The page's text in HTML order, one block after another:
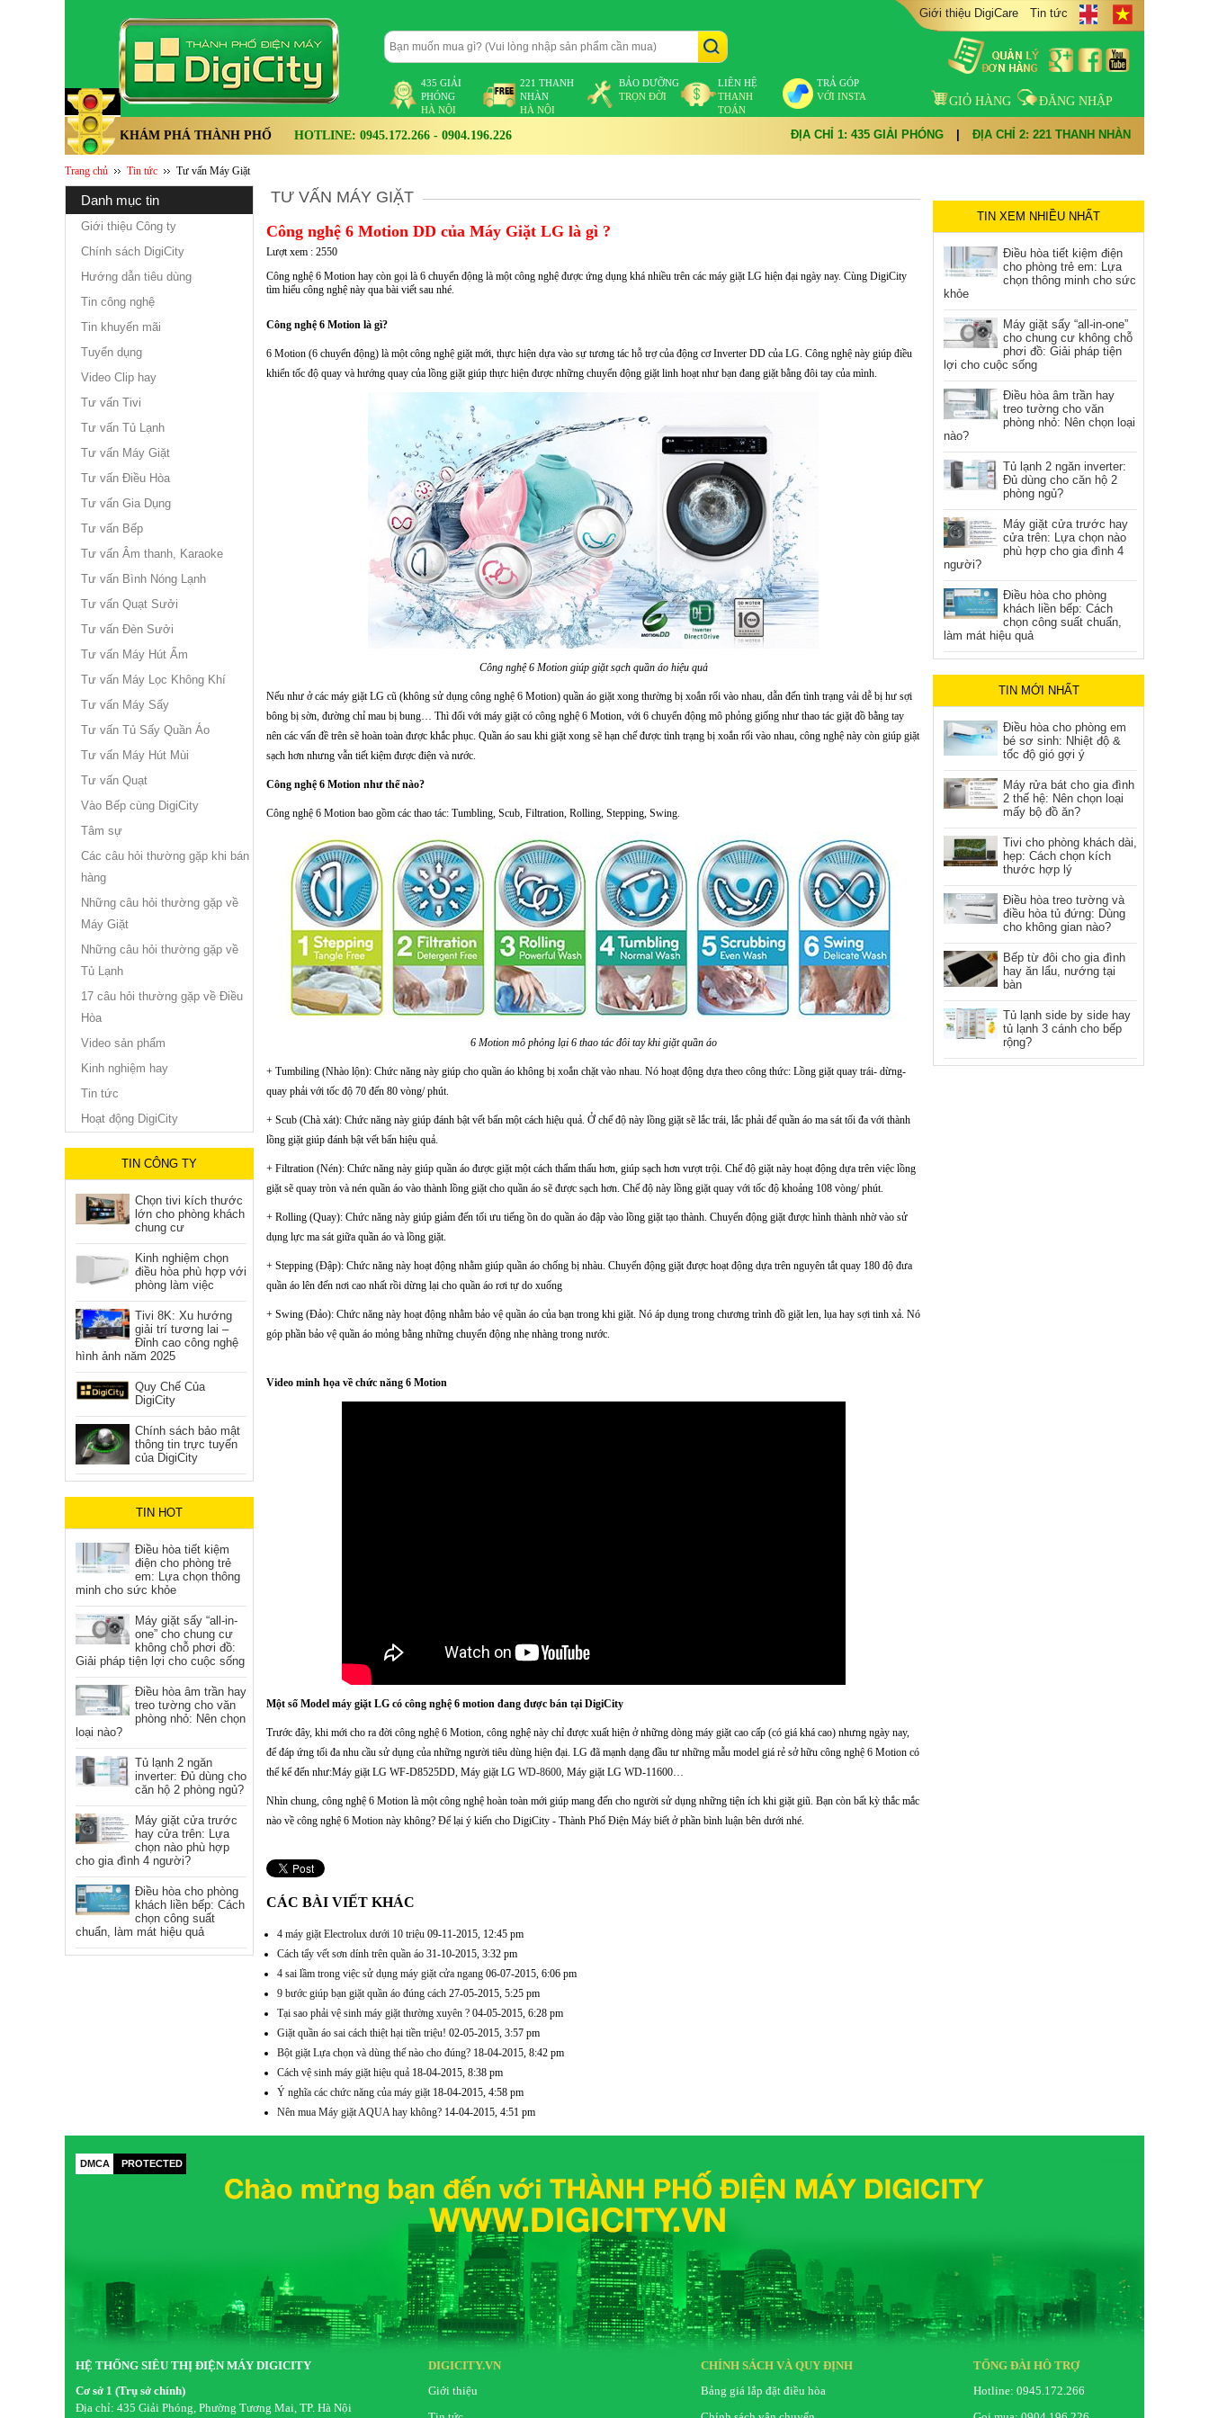
435 GIẢI
PHÓNG
HÀ NỘI
221 THANH
NHÀN
HÀ NỘI
BẢO DƯỠNG
TRỌN ĐỜI
LIÊN HỆ
THANH
TOÁN
TRẢ GÓP
VỚI INSTA
Giới thiệu DigiCare Tin tức
GIỎ HÀNG ĐĂNG NHẬP
KHÁM PHÁ THÀNH PHỐ HOTLINE: 0945.172.266 - 0904.196.226 ĐỊA CHỈ 1: 435 GIẢI PHÓNG ĐỊA CHỈ 2: 221 THANH NHÀN
Trang chủ Tin tức Tư vấn Máy Giặt
danh mục tin
Giới thiệu Công ty
Chính sách DigiCity
Hướng dẫn tiêu dùng
Tin công nghệ
Tin khuyến mãi
Tuyển dụng
Video Clip hay
Tư vấn Tivi
Tư vấn Tủ Lạnh
Tư vấn Máy Giặt
Tư vấn Điều Hòa
Tư vấn Gia Dụng
Tư vấn Bếp
Tư vấn Âm thanh, Karaoke
Tư vấn Bình Nóng Lạnh
Tư vấn Quạt Sưởi
Tư vấn Đèn Sưởi
Tư vấn Máy Hút Ẩm
Tư vấn Máy Lọc Không Khí
Tư vấn Máy Sấy
Tư vấn Tủ Sấy Quần Áo
Tư vấn Máy Hút Mùi
Tư vấn Quạt
Vào Bếp cùng DigiCity
Tâm sự
Các câu hỏi thường gặp khi bán
hàng
Những câu hỏi thường gặp về
Máy Giặt
Những câu hỏi thường gặp về
Tủ Lạnh
17 câu hỏi thường gặp về Điều
Hòa
Video sản phẩm
Kinh nghiệm hay
Tin tức
Hoạt động DigiCity
TIN CÔNG TY
Chọn tivi kích thước
lớn cho phòng khách
chung cư
Kinh nghiệm chọn
điều hòa phù hợp với
phòng làm việc
Tivi 8K: Xu hướng
giải trí tương lai –
Đỉnh cao công nghệ
hình ảnh năm 2025
Quy Chế Của
DigiCity
Chính sách bảo mật
thông tin trực tuyến
của DigiCity
TIN HOT
Điều hòa tiết kiệm
điện cho phòng trẻ
em: Lựa chọn thông
minh cho sức khỏe
Máy giặt sấy “all-in-
one” cho chung cư
không chỗ phơi đồ:
Giải pháp tiện lợi cho cuộc sống
Điều hòa âm trần hay
treo tường cho văn
phòng nhỏ: Nên chọn
loại nào?
Tủ lạnh 2 ngăn
inverter: Đủ dùng cho
căn hộ 2 phòng ngủ?
Máy giặt cửa trước
hay cửa trên: Lựa
chọn nào phù hợp
cho gia đình 4 người?
Điều hòa cho phòng
khách liền bếp: Cách
chọn công suất
chuẩn, làm mát hiệu quả
TƯ VẤN MÁY GIẶT
Công nghệ 6 Motion DD của Máy Giặt LG là gì ?
Lượt xem : 2550
Công nghệ 6 Motion hay còn gọi là 6 chuyển động là một công nghệ được ứng dụng khá nhiều trên các máy giặt LG hiện đại ngày nay. Cùng DigiCity
tìm hiểu công nghệ này qua bài viết sau nhé.
Công nghệ 6 Motion là gì?
6 Motion (6 chuyển động) là một công nghệ giặt mới, thực hiện dựa vào sự tương tác hỗ trợ của động cơ Inverter DD của LG. Công nghệ này giúp điều
khiển tốc độ quay và hướng quay của lồng giặt giúp thực hiện được những chuyển động giặt linh hoạt như bạn đang giặt bằng đôi tay của mình.
Công nghệ 6 Motion giúp giặt sạch quần áo hiệu quả
Nếu như ở các máy giặt LG cũ (không sử dụng công nghệ 6 Motion) quần áo giặt xong thường bị xoắn rối vào nhau, dẫn đến tình trạng vải dễ bị hư sợi
bông bị sờn, đường chỉ mau bị bung… Thì đối với máy giặt có công nghệ 6 Motion, với 6 chuyển động mô phỏng giống như thao tác giặt đồ bằng tay
nên các vấn đề trên sẽ hoàn toàn được khắc phục. Quần áo sau khi giặt xong sẽ hạn chế được tình trạng bị xoắn rối vào nhau, công nghệ này còn giúp giặt
sạch hơn nhưng vẫn tiết kiệm được điện và nước.
Công nghệ 6 Motion như thế nào?
Công nghệ 6 Motion bao gồm các thao tác: Tumbling, Scub, Filtration, Rolling, Stepping, Swing.
6 Motion mô phỏng lại 6 thao tác đôi tay khi giặt quần áo
+ Tumbiling (Nhào lộn): Chức năng này giúp cho quần áo không bị xoắn chặt vào nhau. Nó hoạt động dựa theo công thức: Lồng giặt quay trái- dừng-
quay phải với tốc độ 70 đến 80 vòng/ phút.
+ Scub (Chà xát): Chức năng này giúp đánh bật vết bẩn một cách hiệu quả. Ở chế độ này lồng giặt sẽ lắc trái, lắc phải để quần áo ma sát tối đa với thành
lồng giặt giúp đánh bật vết bẩn hiệu quả.
+ Filtration (Nén): Chức năng này giúp quần áo được giặt một cách thẩm thấu hơn, giúp sạch hơn vượt trội. Chế độ giặt này hoạt động dựa trên việc lồng
giặt sẽ quay tròn và nén quần áo vào thành lồng giặt cho quần áo sẽ được sạch hơn. Chế độ này lồng giặt quay với tốc độ khoảng 108 vòng/ phút.
+ Rolling (Quay): Chức năng này giúp giảm đến tối ưu tiếng ồn do quần áo đập vào lồng giặt tạo thành. Chuyển động giặt được hình thành nhờ vào sử
dụng lực ma sát giữa quần áo và lồng giặt.
+ Stepping (Đập): Chức năng này hoạt động nhằm giúp quần áo chống bị nhàu. Chuyển động giặt được hoạt động dựa trên nguyên tắt quay 180 độ đưa
quần áo lên đến nơi cao nhất rồi dừng lại cho quần áo rơi tự do xuống
+ Swing (Đảo): Chức năng này hoạt động nhằm bảo vệ quần áo của bạn trong khi giặt. Nó áp dụng trong chương trình đồ giặt len, lụa hay sợi tinh xả. Nó
góp phần bảo vệ quần áo mỏng bằng những chuyển động nhẹ nhàng trong nước.
Video minh họa về chức năng 6 Motion
Một số Model máy giặt LG có công nghệ 6 motion đang được bán tại DigiCity
Trước đây, khi mới cho ra đời công nghệ 6 Motion, công nghệ này chỉ được xuất hiện ở những dòng máy giặt cao cấp (có giá khá cao) nhưng ngày nay,
để đáp ứng tối đa nhu cầu sử dụng của những người tiêu dùng hiện đại. LG đã mạnh dạng đầu tư những mẫu model giá rẻ sở hữu công nghệ 6 Motion có
thể kể đến như:Máy giặt LG WF-D8525DD, Máy giặt LG WD-8600, Máy giặt LG WD-11600…
Nhìn chung, công nghệ 6 Motion là một công nghệ hoàn toàn mới giúp mang đến cho người sử dụng những tiện ích khi giặt giũ. Bạn còn bất kỳ thắc mắc
nào về công nghệ 6 Motion này không? Để lại ý kiến cho DigiCity - Thành Phố Điện Máy biết ở phần bình luận bên dưới nhé.
CÁC BÀI VIẾT KHÁC
4 máy giặt Electrolux dưới 10 triệu 09-11-2015, 12:45 pm
Cách tẩy vết sơn dính trên quần áo 31-10-2015, 3:32 pm
4 sai lầm trong việc sử dụng máy giặt cửa ngang 06-07-2015, 6:06 pm
9 bước giúp bạn giặt quần áo đúng cách 27-05-2015, 5:25 pm
Tại sao phải vệ sinh máy giặt thường xuyên ? 04-05-2015, 6:28 pm
Giặt quần áo sai cách thiệt hại tiền triệu! 02-05-2015, 3:57 pm
Bột giặt Lựa chọn và dùng thế nào cho đúng? 18-04-2015, 8:42 pm
Cách vệ sinh máy giặt hiệu quả 18-04-2015, 8:38 pm
Ý nghĩa các chức năng của máy giặt 18-04-2015, 4:58 pm
Nên mua Máy giặt AQUA hay không? 14-04-2015, 4:51 pm
TIN XEM NHIỀU NHẤT
Điều hòa tiết kiệm điện
cho phòng trẻ em: Lựa
chọn thông minh cho sức
khỏe
Máy giặt sấy “all-in-one”
cho chung cư không chỗ
phơi đồ: Giải pháp tiện
lợi cho cuộc sống
Điều hòa âm trần hay
treo tường cho văn
phòng nhỏ: Nên chọn loại
nào?
Tủ lạnh 2 ngăn inverter:
Đủ dùng cho căn hộ 2
phòng ngủ?
Máy giặt cửa trước hay
cửa trên: Lựa chọn nào
phù hợp cho gia đình 4
người?
Điều hòa cho phòng
khách liền bếp: Cách
chọn công suất chuẩn,
làm mát hiệu quả
TIN MỚI NHẤT
Điều hòa cho phòng em
bé sơ sinh: Nhiệt độ &
tốc độ gió gợi ý
Máy rửa bát cho gia đình
2 thế hệ: Nên chọn loại
mấy bộ đồ ăn?
Tivi cho phòng khách dài,
hẹp: Cách chọn kích
thước hợp lý
Điều hòa treo tường và
điều hòa tủ đứng: Dùng
cho không gian nào?
Bếp từ đôi cho gia đình
hay ăn lẩu, nướng tại
bàn
Tủ lạnh side by side hay
tủ lạnh 3 cánh cho bếp
rộng?
DMCA PROTECTED
HỆ THỐNG SIÊU THỊ ĐIỆN MÁY DIGICITY
Cơ sở 1 (Trụ sở chính)
Địa chỉ: 435 Giải Phóng, Phường Tương Mai, TP. Hà Nội
DIGICITY.VN
Giới thiệu
CHÍNH SÁCH VÀ QUY ĐỊNH
Bảng giá lắp đặt điều hòa
TỔNG ĐÀI HỖ TRỢ
Hotline: 0945.172.266